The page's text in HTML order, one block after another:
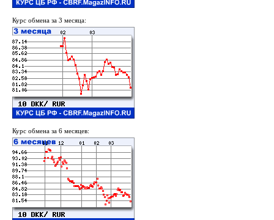
Курс обмена за 3 месяца:
Курс обмена за 6 месяцев: